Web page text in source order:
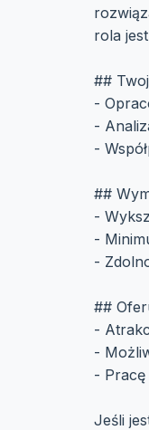
rola
##
-
-
-
##
-
-
-
##
-
-
-
Jeśli